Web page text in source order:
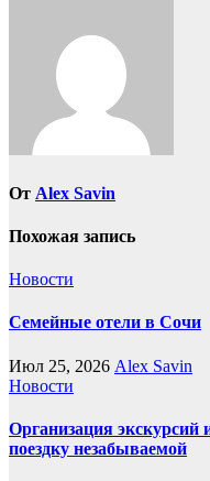
От Alex Savin
Похожая запись
Новости
Семейные отели в Сочи
Июл 25, 2026 Alex Savin
Новости
Организация экскурсий
поездку незабываемой